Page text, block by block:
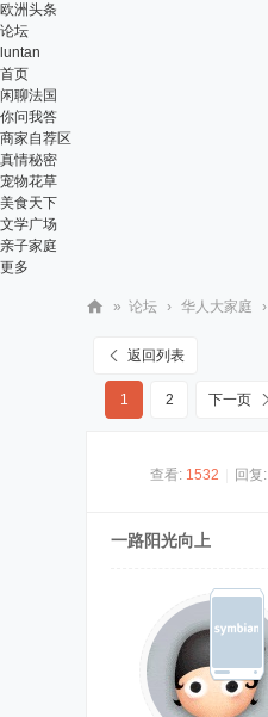
欧洲头条
论坛
luntan
首页
闲聊法国
你问我答
商家自荐区
真情秘密
宠物花草
美食天下
文学广场
亲子家庭
更多
» 论坛 › 华人大家庭 ›
返回列表
1 2 下一页
查看: 1532 回复:
一路阳光向上